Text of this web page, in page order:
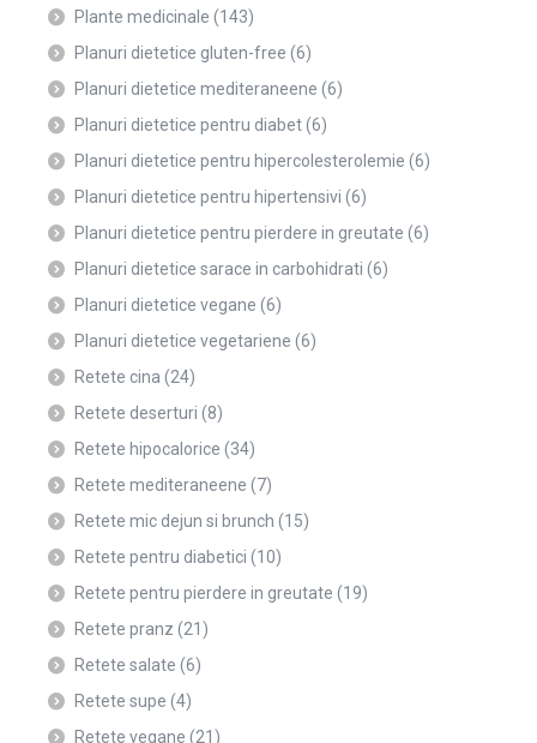
Plante medicinale (143)
Planuri dietetice gluten-free (6)
Planuri dietetice mediteraneene (6)
Planuri dietetice pentru diabet(6)
Planuri dietetice pentru hipercolesterolemie (6)
Planuri dietetice pentru hipertensivi (6)
Planuri dietetice pentru pierdere in greutate (6)
Planuri dietetice sarace in carbohidrati (6)
Planuri dietetice vegane (6)
Planuri dietetice vegetariene (6)
Retete cina (24)
Retete deserturi (8)
Retete hipocalorice (34)
Retete mediteraneene (7)
Retete mic dejun si brunch (15)
Retete pentru diabetici (10)
Retete pentru pierdere in greutate (19)
Retete pranz (21)
Retete salate (6)
Retete supe (4)
Retete vegane (21)